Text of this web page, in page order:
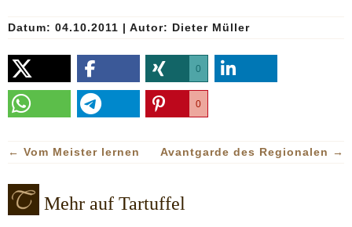
Datum: 04.10.2011 | Autor: Dieter Müller
0
0
← Vom Meister lernen Avantgarde des Regionalen →
Mehr auf Tartuffel